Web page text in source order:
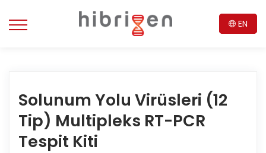
EN
Solunum Yolu Virüsleri (12
Tip) Multipleks RT-PCR
Tespit Kiti